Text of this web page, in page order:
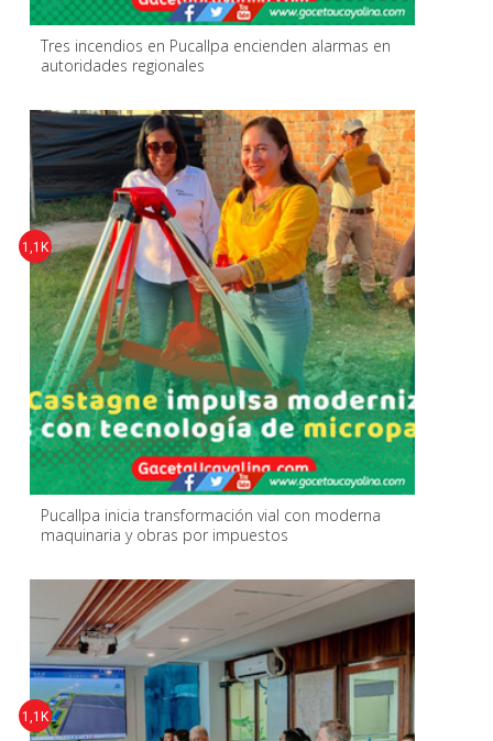
Tres incendios en Pucallpa encienden alarmas en
autoridades regionales
Pucallpa inicia transformación vial con moderna
maquinaria y obras por impuestos
1,1K
1,1K